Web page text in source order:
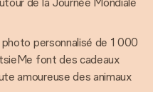
personnalisé de 1 000
font des cadeaux
amoureuse des animaux